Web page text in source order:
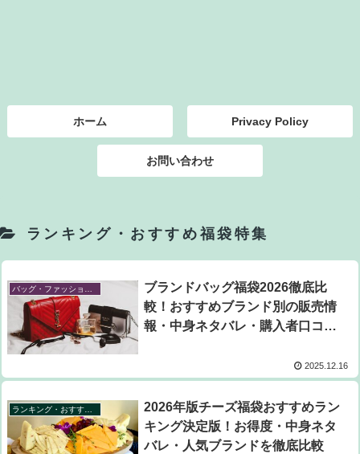
ホーム Privacy Policy
お問い合わせ
ランキング・おすすめ福袋特集
バッグ・ファッション小物福袋
ブランドバッグ福袋2026徹底比
較！おすすめブランド別の販売情
報・中身ネタバレ・購入者口コミ
2025.12.16
2026年版チーズ福袋おすすめラン
キング決定版！お得度・中身ネタ
バレ・人気ブランドを徹底比較